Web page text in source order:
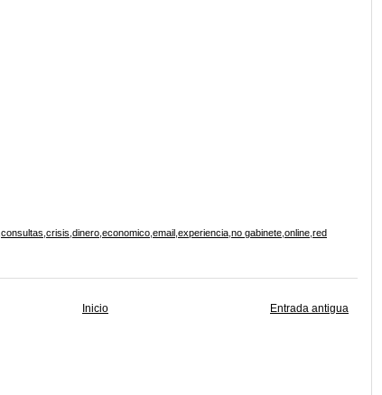
consultas crisis dinero economico email experiencia no gabinete online red
Entrada antigua
Inicio